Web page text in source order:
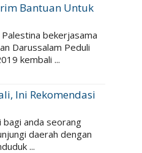
Bantuan Untuk
Palestina bekerjasama
Darussalam Peduli
kembali ...
Ini Rekomendasi
bagi anda seorang
daerah dengan
...